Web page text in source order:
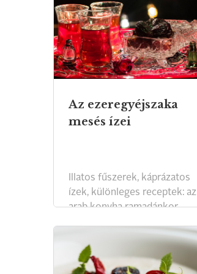
Az ezeregyéjszaka
mesés ízei
Illatos fűszerek, káprázatos
ízek, különleges receptek: az
arab konyha ramadánkor